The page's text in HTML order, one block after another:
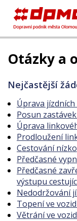
Otázky a
Nejčastější
Úprava jízdních
Posun
Úprava
Prodloužení
Cestování
Předčasné
Předčasné
výstupu
Nedodržování
Topení ve
Větrání ve